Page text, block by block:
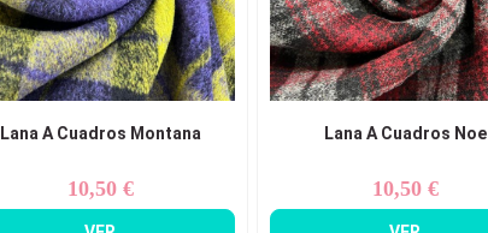
Lana A Cuadros Montana
Precio
10,50 €
Lana A Cuadros Noe
Precio
10,50 €